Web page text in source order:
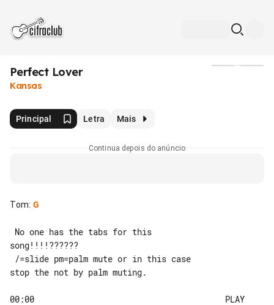
Perfect Lover
Kansas
Principal Letra Mais
Continua depois do anúncio
Tom: G
song!!!!??????
stop the not by palm muting.
00:00                                       PLAY